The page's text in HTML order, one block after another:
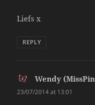
Liefs x
REPLY
Wendy
23/07/2014 at 13:01